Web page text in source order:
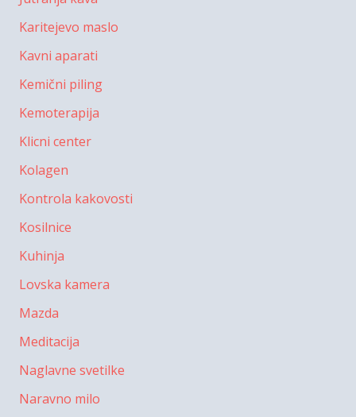
Karitejevo maslo
Kavni aparati
Kemični piling
Kemoterapija
Klicni center
Kolagen
Kontrola kakovosti
Kosilnice
Kuhinja
Lovska kamera
Mazda
Meditacija
Naglavne svetilke
Naravno milo